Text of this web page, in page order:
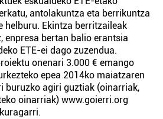
antolakuntza eta berrikuntza
helburu. Ekintza berritzaileak
enpresa bertan balio erantsia
ETE-ei dago zuzendua.
onenari 3.000 € emango
epea 2014ko maiatzaren
buruzko agiri guztiak (oinarriak,
oinarriak) www.goierri.org